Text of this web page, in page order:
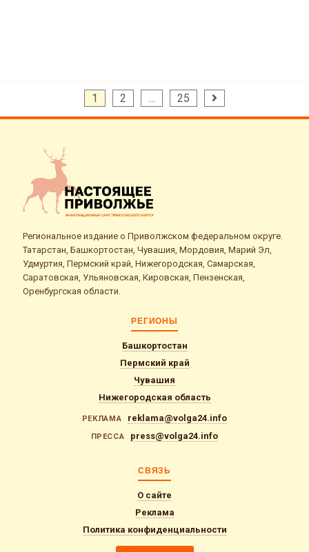
Пагинация
записей
1 2 … 25
Региональное издание о Приволжском федеральном округе.
Татарстан, Башкортостан, Чувашия, Мордовия, Марий Эл,
Удмуртия, Пермский край, Нижегородская, Самарская,
Саратовская, Ульяновская, Кировская, Пензенская,
Оренбургская области.
РЕГИОНЫ
Башкортостан
Пермский край
Чувашия
Нижегородская область
РЕКЛАМА reklama@volga24.info
ПРЕССА press@volga24.info
СВЯЗЬ
О сайте
Реклама
Политика конфиденциальности